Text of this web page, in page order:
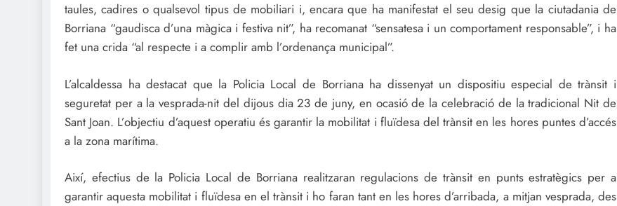
taules, cadires o qualsevol tipus de mobiliari i, encara que ha manifestat el seu desig que la ciutadania de
Borriana “gaudisca d’una màgica i festiva nit”, ha recomanat “sensatesa i un comportament responsable”, i ha
fet una crida “al respecte i a complir amb l’ordenança municipal”.
L’alcaldessa ha destacat que la Policia Local de Borriana ha dissenyat un dispositiu especial de trànsit i
seguretat per a la vesprada-nit del dijous dia 23 de juny, en ocasió de la celebració de la tradicional Nit de
Sant Joan. L’objectiu d’aquest operatiu és garantir la mobilitat i fluïdesa del trànsit en les hores puntes d’accés
a la zona marítima.
Així, efectius de la Policia Local de Borriana realitzaran regulacions de trànsit en punts estratègics per a
garantir aquesta mobilitat i fluïdesa en el trànsit i ho faran tant en les hores d’arribada, a mitjan vesprada, des